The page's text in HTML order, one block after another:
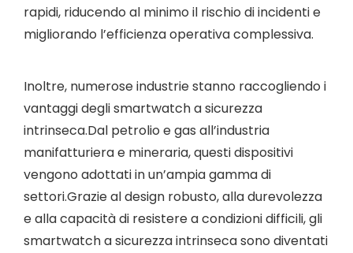
rapidi, riducendo al minimo il rischio di incidenti e
migliorando l’efficienza operativa complessiva.
Inoltre, numerose industrie stanno raccogliendo i
vantaggi degli smartwatch a sicurezza
intrinseca.Dal petrolio e gas all’industria
manifatturiera e mineraria, questi dispositivi
vengono adottati in un’ampia gamma di
settori.Grazie al design robusto, alla durevolezza
e alla capacità di resistere a condizioni difficili, gli
smartwatch a sicurezza intrinseca sono diventati